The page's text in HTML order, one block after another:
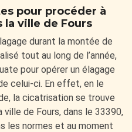
pour procéder à
la ville de Fours
durant la montée de
tout au long de l’année,
pour opérer un élagage
celui-ci. En effet, en le
la cicatrisation se trouve
de Fours, dans le 33390,
les normes et au moment